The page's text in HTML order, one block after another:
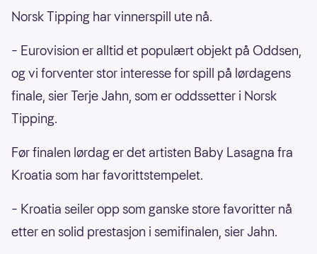
Norsk Tipping har vinnerspill ute nå.
– Eurovision er alltid et populært objekt på Oddsen,
og vi forventer stor interesse for spill på lørdagens
finale, sier Terje Jahn, som er oddssetter i Norsk
Tipping.
Før finalen lørdag er det artisten Baby Lasagna fra
Kroatia som har favorittstempelet.
– Kroatia seiler opp som ganske store favoritter nå
etter en solid prestasjon i semifinalen, sier Jahn.